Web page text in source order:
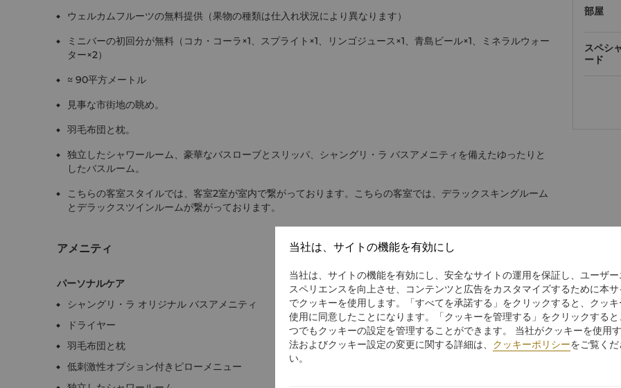
ウェルカムフルーツの無料提供（果物の種類は仕入れ状況により異なります）
ミニバーの初回分が無料（コカ・コーラ×1、スプライト×1、リンゴジュース×1、青島ビール×1、ミネラルウォー
ター×2）
≈ 90平方メートル
見事な市街地の眺め。
羽毛布団と枕。
独立したシャワールーム、豪華なバスローブとスリッパ、シャングリ・ラ バスアメニティを備えたゆったりと
したバスルーム。
こちらの客室スタイルでは、客室2室が室内で繋がっております。こちらの客室では、デラックスキングルーム
とデラックスツインルームが繋がっております。
アメニティ
パーソナルケア
シャングリ・ラ オリジナル バスアメニティ
ドライヤー
羽毛布団と枕
低刺激性オプション付きピローメニュー
部屋
スペシ
ード
当社は、サイトの機能を有効にし
当社は、サイトの機能を有効にし、安全なサイトの運用を保証し、ユーザ
スペリエンスを向上させ、コンテンツと広告をカスタマイズするために本
でクッキーを使用します。「すべてを承諾する」をクリックすると、クッ
使用に同意したことになります。「クッキーを管理する」をクリックする
つでもクッキーの設定を管理することができます。 当社がクッキーを使用
法およびクッキー設定の変更に関する詳細は、 クッキーポリシーをご覧く
い。